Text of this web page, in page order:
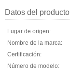
Datos del producto
Lugar de origen:
Nombre de la marca:
Certificación:
Número de modelo: